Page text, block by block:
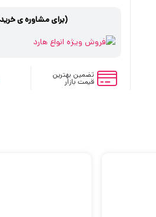
(برای مشاوره ی
تضمین بهترین
قیمت بازار